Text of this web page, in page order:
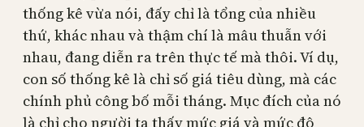
thống kê vừa nói, đấy chỉ là tổng của nhiều
thứ, khác nhau và thậm chí là mâu thuẫn với
nhau, đang diễn ra trên thực tế mà thôi. Ví dụ,
con số thống kê là chỉ số giá tiêu dùng, mà các
chính phủ công bố mỗi tháng. Mục đích của nó
là chỉ cho người ta thấy mức giá và mức độ